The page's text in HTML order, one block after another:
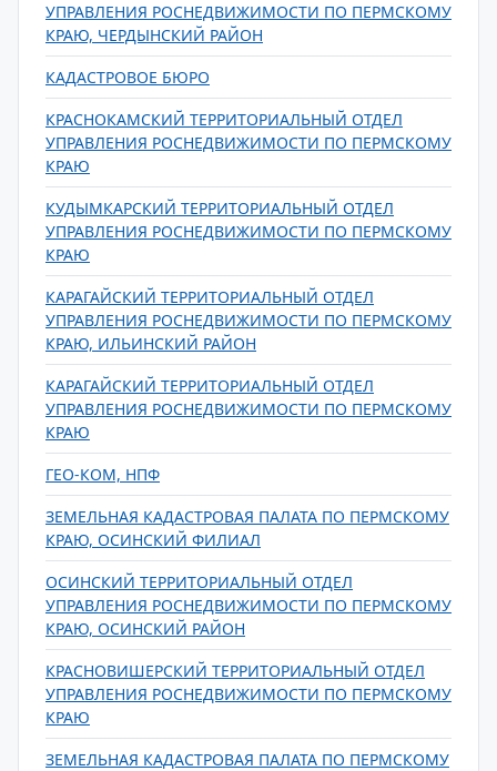
УПРАВЛЕНИЯ РОСНЕДВИЖИМОСТИ ПО ПЕРМСКОМУ
КРАЮ, ЧЕРДЫНСКИЙ РАЙОН
КАДАСТРОВОЕ БЮРО
КРАСНОКАМСКИЙ ТЕРРИТОРИАЛЬНЫЙ ОТДЕЛ
УПРАВЛЕНИЯ РОСНЕДВИЖИМОСТИ ПО ПЕРМСКОМУ
КРАЮ
КУДЫМКАРСКИЙ ТЕРРИТОРИАЛЬНЫЙ ОТДЕЛ
УПРАВЛЕНИЯ РОСНЕДВИЖИМОСТИ ПО ПЕРМСКОМУ
КРАЮ
КАРАГАЙСКИЙ ТЕРРИТОРИАЛЬНЫЙ ОТДЕЛ
УПРАВЛЕНИЯ РОСНЕДВИЖИМОСТИ ПО ПЕРМСКОМУ
КРАЮ, ИЛЬИНСКИЙ РАЙОН
КАРАГАЙСКИЙ ТЕРРИТОРИАЛЬНЫЙ ОТДЕЛ
УПРАВЛЕНИЯ РОСНЕДВИЖИМОСТИ ПО ПЕРМСКОМУ
КРАЮ
ГЕО-КОМ, НПФ
ЗЕМЕЛЬНАЯ КАДАСТРОВАЯ ПАЛАТА ПО ПЕРМСКОМУ
КРАЮ, ОСИНСКИЙ ФИЛИАЛ
ОСИНСКИЙ ТЕРРИТОРИАЛЬНЫЙ ОТДЕЛ
УПРАВЛЕНИЯ РОСНЕДВИЖИМОСТИ ПО ПЕРМСКОМУ
КРАЮ, ОСИНСКИЙ РАЙОН
КРАСНОВИШЕРСКИЙ ТЕРРИТОРИАЛЬНЫЙ ОТДЕЛ
УПРАВЛЕНИЯ РОСНЕДВИЖИМОСТИ ПО ПЕРМСКОМУ
КРАЮ
ЗЕМЕЛЬНАЯ КАДАСТРОВАЯ ПАЛАТА ПО ПЕРМСКОМУ